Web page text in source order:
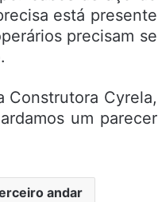
está presente
precisam se
Construtora Cyrela,
um parecer
andar